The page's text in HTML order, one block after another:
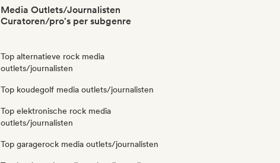
Media Outlets/Journalisten
Curatoren/pro's per subgenre
Top alternatieve rock media
outlets/journalisten
Top koudegolf media outlets/journalisten
Top elektronische rock media
outlets/journalisten
Top garagerock media outlets/journalisten